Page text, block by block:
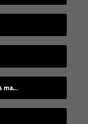
Timelapse: was Curiosity so auf dem Mars macht